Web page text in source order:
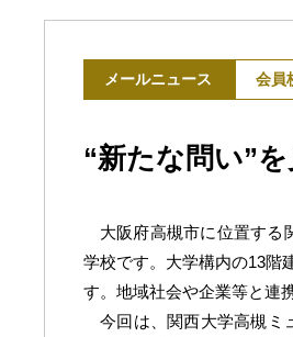
メールニュース 会員
“新たな問い”
大阪府高槻市に位置する
学校です。大学構内の13階
す。地域社会や企業等と連
今回は、関西大学高槻ミ